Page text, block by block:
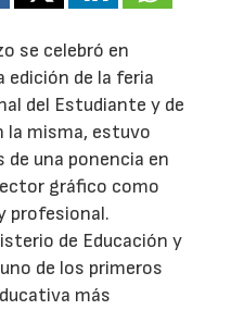
se celebró en
edición de la feria
del Estudiante y de
la misma, estuvo
de una ponencia en
gráfico como
profesional.
de Educación y
de los primeros
más